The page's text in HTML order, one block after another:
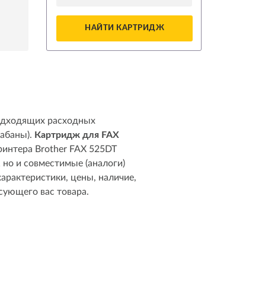
НАЙТИ КАРТРИДЖ
расходных
Картридж для FAX
Brother FAX 525DT
и совместимые (аналоги)
цены, наличие,
вас товара.